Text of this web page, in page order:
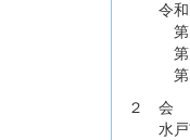
令和
第１
第２
第３
２
水戸